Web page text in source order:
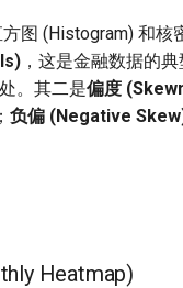
图 (Histogram) 和核
，这是金融数据的
。其二是偏度
负偏 (Negative
Heatmap)